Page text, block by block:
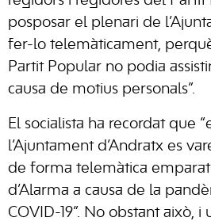
posposar el plenari de
fer-lo telemàticament,
Partit Popular no podia
causa de motius personals”.
El socialista ha recordat que
l’Ajuntament d’Andratx es
de forma telemàtica
d’Alarma a causa de la
COVID-19”. No obstant això, i